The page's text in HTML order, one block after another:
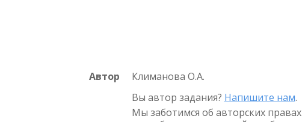
Автор
Климанова О.А.
Вы автор задания? Напишите нам.
Мы заботимся об авторских правах